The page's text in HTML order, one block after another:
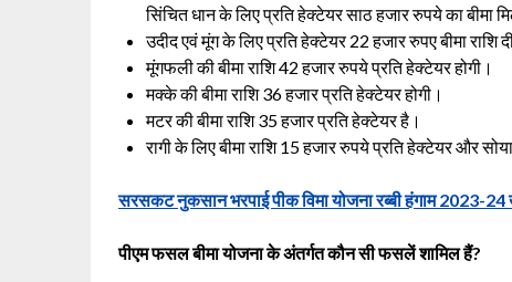
सिंचित धान के लिए प्रति हेक्टेयर साठ हजार रुपये का बीमा
उदीद एवं मूंग के लिए प्रति हेक्टेयर 22 हजार रुपए बीमा राशि
मूंगफली की बीमा राशि 42 हजार रुपये प्रति हेक्टेयर होगी।
मक्के की बीमा राशि 36 हजार प्रति हेक्टेयर होगी।
मटर की बीमा राशि 35 हजार प्रति हेक्टेयर है।
रागी के लिए बीमा राशि 15 हजार रुपये प्रति हेक्टेयर और
सरसकट नुकसान भरपाई पीक विमा योजना रब्बी हंगाम 2023-24
पीएम फसल बीमा योजना के अंतर्गत कौन सी फसलें शामिल हैं?